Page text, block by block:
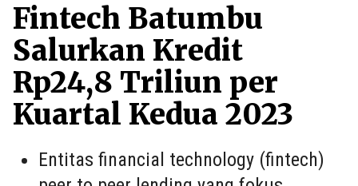
Fintech Batumbu
Salurkan Kredit
Rp24,8 Triliun per
Kuartal Kedua 2023
Entitas financial technology (fintech)